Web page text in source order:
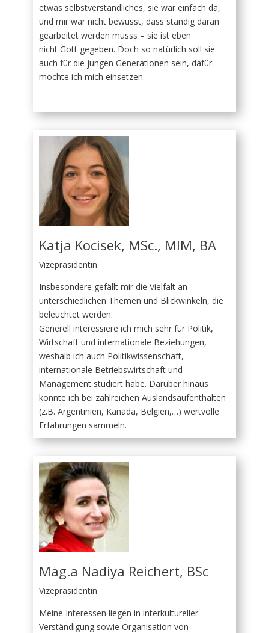
etwas selbstverständliches, sie war einfach da,
und mir war nicht bewusst, dass ständig daran
gearbeitet werden musss – sie ist eben
nicht Gott gegeben. Doch so natürlich soll sie
auch für die jungen Generationen sein, dafür
möchte ich mich einsetzen.
Katja Kocisek, MSc., MIM, BA
Vizepräsidentin
Insbesondere gefällt mir die Vielfalt an
unterschiedlichen Themen und Blickwinkeln, die
beleuchtet werden.
Generell interessiere ich mich sehr für Politik,
Wirtschaft und internationale Beziehungen,
weshalb ich auch Politikwissenschaft,
internationale Betriebswirtschaft und
Management studiert habe. Darüber hinaus
konnte ich bei zahlreichen Auslandsaufenthalten
(z.B. Argentinien, Kanada, Belgien,…) wertvolle
Erfahrungen sammeln.
Mag.a Nadiya Reichert, BSc
Vizepräsidentin
Meine Interessen liegen in interkultureller
Verständigung sowie Organisation von